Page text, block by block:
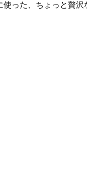
った、ちょっと贅沢